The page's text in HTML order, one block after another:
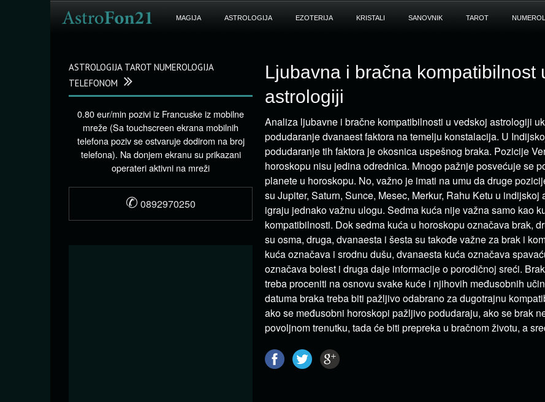
MAGIJA ASTROLOGIJA EZOTERIJA KRISTALI SANOVNIK TAROT
Ljubavna i bračna kompatibilnost
astrologiji
Analiza ljubavne i bračne kompatibilnosti u vedskoj astrologiji
podudaranje dvanaest faktora na temelju konstalacija. U
podudaranje tih faktora je okosnica uspešnog braka. Pozicije
horoskopu nisu jedina odrednica. Mnogo pažnje posvećuje se
planete u horoskopu. No, važno je imati na umu da druge
su Jupiter, Saturn, Sunce, Mesec, Merkur, Rahu Ketu u indijskoj
igraju jednako važnu ulogu. Sedma kuća nije važna samo kao
kompatibilnosti. Dok sedma kuća u horoskopu označava brak,
su osma, druga, dvanaesta i šesta su takođe važne za brak i
kuća označava i srodnu dušu, dvanaesta kuća označava
označava bolest i druga daje informacije o porodičnoj sreći.
treba proceniti na osnovu svake kuće i njihovih međusobnih
datuma braka treba biti pažljivo odabrano za dugotrajnu
ako se međusobni horoskopi pažljivo podudaraju, ako se brak
povoljnom trenutku, tada će biti prepreka u bračnom životu, a
ASTROLOGIJA TAROT NUMEROLOGIJA
TELEFONOM
0.80 eur/min pozivi iz Francuske iz mobilne
mreže (Sa touchscreen ekrana mobilnih
telefona poziv se ostvaruje dodirom na broj
telefona). Na donjem ekranu su prikazani
operateri aktivni na mreži
✆ 0892970250